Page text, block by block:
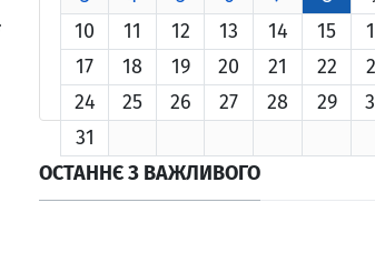
10
11 12 13 14 15
17
18 19 20 21 22
24
25 26 27 28 29
31
ОСТАННЄ З ВАЖЛИВОГО